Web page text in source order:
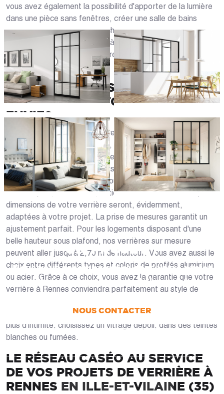
vous avez également la possibilité d'apporter de la lumière
dans une pièce sans fenêtres, créer une salle de bains
semi-ouverte et pleine de cachet sur une chambre
parentale... Faites confiance à votre créativité et imaginez
des espaces qui rendront votre maison encore plus
agréable à vivre !
LES VERRIÈRES SUR MESURE
S'ADAPTENT À TOUTES VOS
ENVIES
Votre maison est unique, votre verrière à Rennes (35000)
doit l'être aussi ! Chez Caséo, nous réalisons des verrières
personnalisées afin que tous les Rennais puissent trouver
celle qui leur correspond. Nous vous proposons différentes
options de personnalisation pour chaque configuration de
verrière (fixe, coulissante, entièrement vitrée ou non...). Les
dimensions de votre verrière seront, évidemment,
adaptées à votre projet. La prise de mesures garantit un
ajustement parfait. Pour les logements disposant d'une
belle hauteur sous plafond, nos verrières sur mesure
peuvent aller jusqu'à 2,70 m de hauteur. Vous avez aussi le
choix entre différents types et coloris de profilés aluminium
ou acier. Grâce à ce choix, vous avez la garantie que votre
verrière à Rennes conviendra parfaitement au style de
choisissez un vitrage clair. En revanche, si vous souhaitez
plus d'intimité, choisissez un vitrage dépoli, dans des teintes
blanches ou fumées.
LE RÉSEAU CASÉO AU SERVICE
DE VOS PROJETS DE VERRIÈRE À
RENNES EN ILLE-ET-VILAINE (35)
UN PROJET ?
Nous vous accompagnons dans votre projet
de la conception jusqu’à la pose !
NOUS CONTACTER